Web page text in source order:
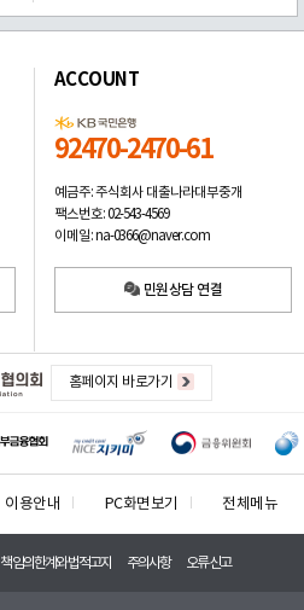
ACCOUNT
92470-2470-61
예금주: 주식회사 대출나라대부중개
팩스번호: 02-543-4569
이메일: na-0366@naver.com
민원상담 연결
홈페이지 바로가기
이용안내 PC화면보기 전체메뉴
책임의한계와법적고지 주의사항 오류신고